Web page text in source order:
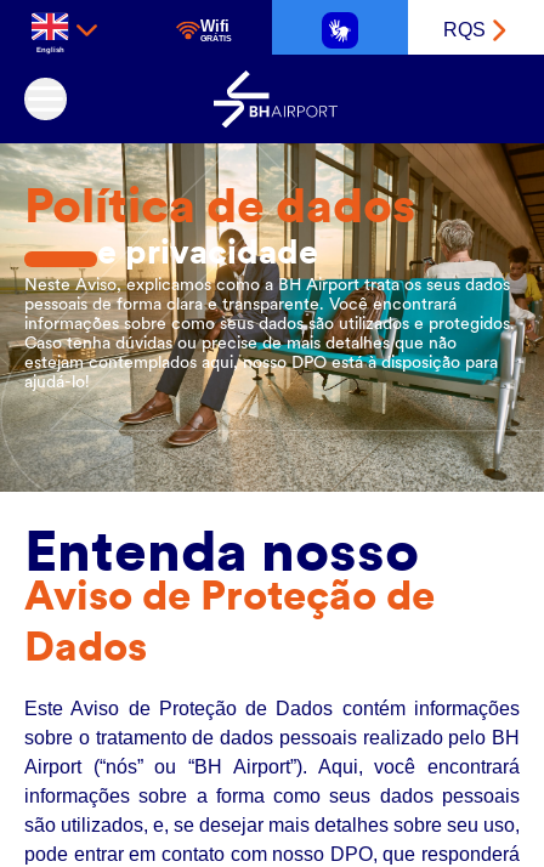
English
Wifi
GRÁTIS RQS
Belo Horizonte International Airport
Política de dados
e privacidade
Neste Aviso, explicamos como a BH Airport trata os seus dados
pessoais de forma clara e transparente. Você encontrará
informações sobre como seus dados são utilizados e protegidos.
Caso tenha dúvidas ou precise de mais detalhes que não
estejam contemplados aqui, nosso DPO está à disposição para
ajudá-lo!
Entenda nosso
Aviso de Proteção de
Dados
Este Aviso de Proteção de Dados contém informações
sobre o tratamento de dados pessoais realizado pelo BH
Airport (“nós” ou “BH Airport”). Aqui, você encontrará
informações sobre a forma como seus dados pessoais
são utilizados, e, se desejar mais detalhes sobre seu uso,
pode entrar em contato com nosso DPO, que responderá